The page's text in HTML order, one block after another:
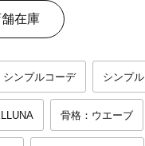
舗在庫
シンプルコーデ シンプル
骨格：ウエーブ